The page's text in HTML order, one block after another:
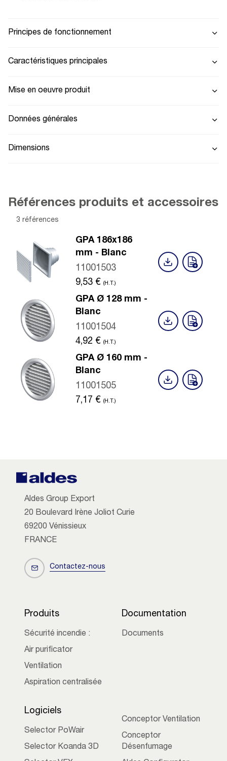
Principes de fonctionnement
Caractéristiques principales
Mise en oeuvre produit
Données générales
Dimensions
Références produits et accessoires
3 références
GPA 186x186
mm - Blanc
11001503
9,53 € (H.T.)
GPA Ø 128 mm -
Blanc
11001504
4,92 € (H.T.)
GPA Ø 160 mm -
Blanc
11001505
7,17 € (H.T.)
Aldes Group Export
20 Boulevard Irène Joliot Curie
69200 Vénissieux
FRANCE
Contactez-nous
Produits
Sécurité incendie :
Air purificator
Ventilation
Aspiration centralisée
Documentation
Documents
Logiciels
Selector PoWair
Selector Koanda 3D
Conceptor Ventilation
Conceptor
Désenfumage